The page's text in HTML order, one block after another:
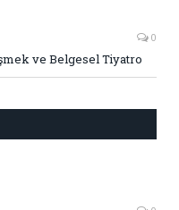
0
ve Belgesel Tiyatro